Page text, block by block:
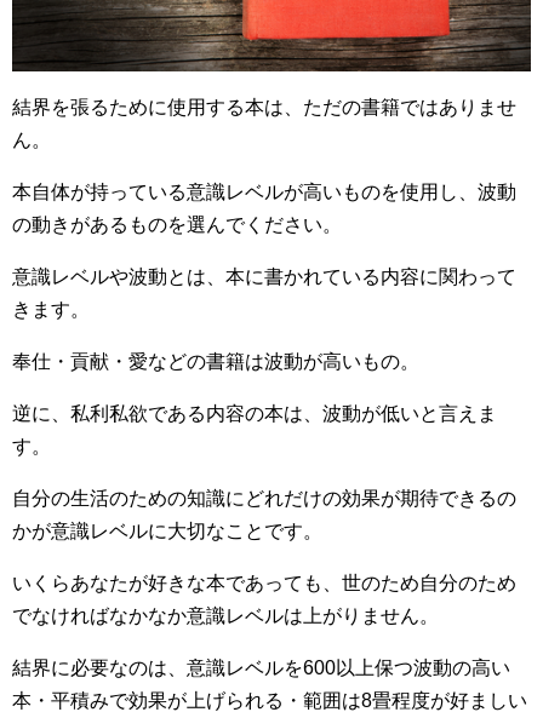
結界を張るために使用する本は、ただの書籍ではありませ
ん。
本自体が持っている意識レベルが高いものを使用し、波動
の動きがあるものを選んでください。
意識レベルや波動とは、本に書かれている内容に関わって
きます。
奉仕・貢献・愛などの書籍は波動が高いもの。
逆に、私利私欲である内容の本は、波動が低いと言えま
す。
自分の生活のための知識にどれだけの効果が期待できるの
かが意識レベルに大切なことです。
いくらあなたが好きな本であっても、世のため自分のため
でなければなかなか意識レベルは上がりません。
結界に必要なのは、意識レベルを600以上保つ波動の高い
本・平積みで効果が上げられる・範囲は8畳程度が好ましい